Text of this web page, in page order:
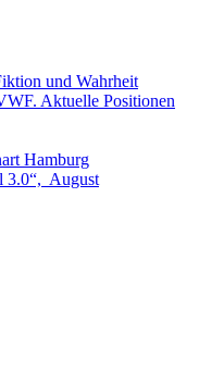
und Wahrheit
Aktuelle Positionen
Hamburg
3.0“, August